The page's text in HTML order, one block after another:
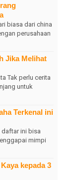
biasa dari china
perusahaan
Jika Melihat
Tak perlu cerita
untuk
Terkenal ini
ini bisa
mimpi
kepada 3